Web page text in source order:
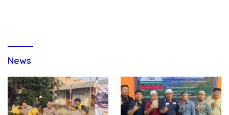
News